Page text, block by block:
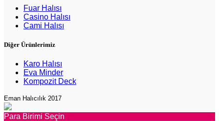
Fuar Halısı
Casino Halısı
Cami Halısı
Diğer Ürünlerimiz
Karo Halısı
Eva Minder
Kompozit Deck
Eman Halıcılık 2017
Para Birimi Seçin